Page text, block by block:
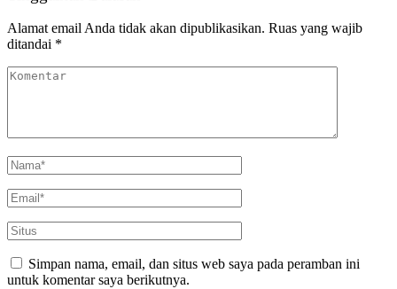
Alamat email Anda tidak akan dipublikasikan. Ruas yang wajib
ditandai *
Simpan nama, email, dan situs web saya pada peramban ini
untuk komentar saya berikutnya.